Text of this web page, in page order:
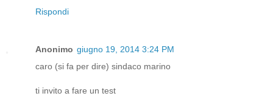
Rispondi
Anonimo giugno 19, 2014 3:24 PM
caro (si fa per dire) sindaco marino
ti invito a fare un test